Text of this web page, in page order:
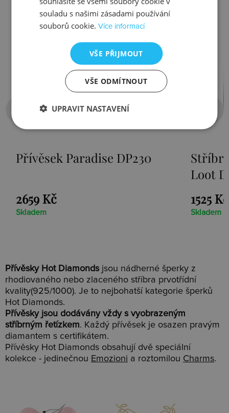
Stříbrný přívěsek Sunken
1525 Kč
Skladem
Přívěsky Hot Diamonds jsou nádherné šperky z
rhodiovaného nebo zlaceného stříbra prvotřídní
kvality(925/1000). Je to nejbohatší kategorie šperků
Hot Diamonds.
Přívěsky jsou dodávány vždy s vyobrazeným
stříbrným řetízkem. Každý přívěsek je osazen pravým
diamantem s certifikátem.
Přívěsky Hot Diamonds obsahují dvě speciální
kolekce - jedinečnou Emozioni a roztomilou Charms.
souladu s našimi zásadami používání
souborů cookie.Více informací
VŠE PŘIJMOUT
VŠE ODMÍTNOUT
UPRAVIT NASTAVENÍ